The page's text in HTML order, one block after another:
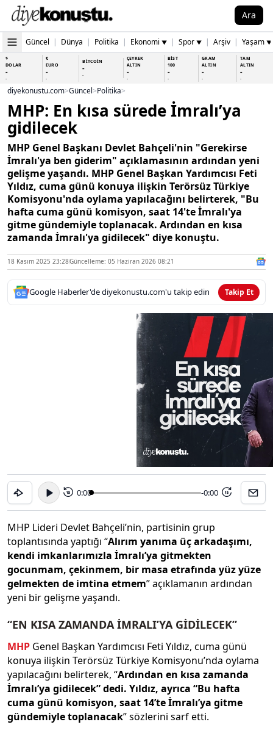
Ara
Güncel | Dünya | Politika | Ekonomi ▼ | Spor ▼ | Arşiv | Yaşam ▼
$
DOLAR
-
-
€
EURO
-
-
BİTCOİN
-
-
ÇEYREK
ALTIN
-
-
BİST
100
-
-
GRAM
ALTIN
-
-
TAM
ALTIN
-
-
diyekonustu.com>Güncel>Politika>
MHP: En kısa sürede İmralı’ya
gidilecek
MHP Genel Başkanı Devlet Bahçeli'nin "Gerekirse
İmralı'ya ben giderim" açıklamasının ardından yeni
gelişme yaşandı. MHP Genel Başkan Yardımcısı Feti
Yıldız, cuma günü konuya ilişkin Terörsüz Türkiye
Komisyonu'nda oylama yapılacağını belirterek, "Bu
hafta cuma günü komisyon, saat 14'te İmralı'ya
gitme gündemiyle toplanacak. Ardından en kısa
zamanda İmralı'ya gidilecek" diye konuştu.
18 Kasım 2025 23:28Güncelleme: 05 Haziran 2026 08:21
Google Haberler'de diyekonustu.com'u takip edin Takip Et
15 0:00 -0:00 15
MHP Lideri Devlet Bahçeli’nin, partisinin grup
toplantısında yaptığı “Alırım yanıma üç arkadaşımı,
kendi imkanlarımızla İmralı’ya gitmekten
gocunmam, çekinmem, bir masa etrafında yüz yüze
gelmekten de imtina etmem” açıklamanın ardından
yeni bir gelişme yaşandı.
“EN KISA ZAMANDA İMRALI’YA GİDİLECEK”
MHP Genel Başkan Yardımcısı Feti Yıldız, cuma günü
konuya ilişkin Terörsüz Türkiye Komisyonu’nda oylama
yapılacağını belirterek, “Ardından en kısa zamanda
İmralı’ya gidilecek” dedi. Yıldız, ayrıca “Bu hafta
cuma günü komisyon, saat 14’te İmralı’ya gitme
gündemiyle toplanacak” sözlerini sarf etti.